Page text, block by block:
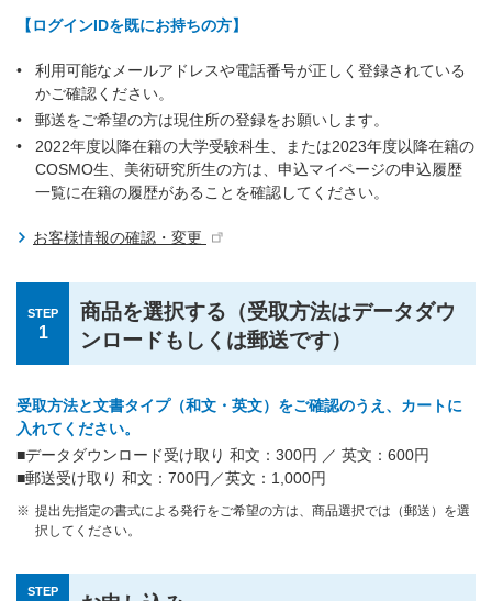
【ログインIDを既にお持ちの方】
利用可能なメールアドレスや電話番号が正しく登録されている
かご確認ください。
郵送をご希望の方は現住所の登録をお願いします。
2022年度以降在籍の大学受験科生、または2023年度以降在籍の
COSMO生、美術研究所生の方は、申込マイページの申込履歴
一覧に在籍の履歴があることを確認してください。
お客様情報の確認・変更
STEP
1
商品を選択する（受取方法はデータダウ
ンロードもしくは郵送です）
受取方法と文書タイプ（和文・英文）をご確認のうえ、カートに
入れてください。
■データダウンロード受け取り 和文：300円 ／ 英文：600円
■郵送受け取り 和文：700円／英文：1,000円
提出先指定の書式による発行をご希望の方は、商品選択では（郵送）を選
択してください。
STEP